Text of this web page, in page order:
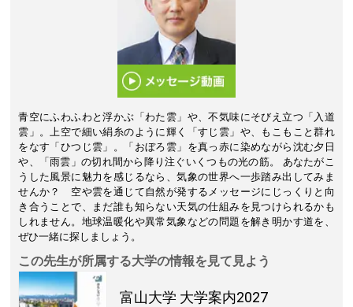
青空にふわふわと浮かぶ「わた雲」や、不気味にそびえ立つ「入道
雲」。上空で細い絹糸のように輝く「すじ雲」や、もこもこと群れ
をなす「ひつじ雲」。「おぼろ雲」を真っ赤に染めながら沈む夕日
や、「雨雲」の切れ間から降り注ぐいくつもの光の筋。 あなたがこ
うした風景に魅力を感じるなら、気象の世界へ一歩踏み出してみま
せんか？ 空や雲を通じて自然が発するメッセージにじっくりと向
き合うことで、まだ誰も知らない天気の仕組みを見つけられるかも
しれません。地球温暖化や異常気象などの問題を解き明かす道を、
ぜひ一緒に探しましょう。
この先生が所属する大学の情報を見て見よう
富山大学 大学案内2027